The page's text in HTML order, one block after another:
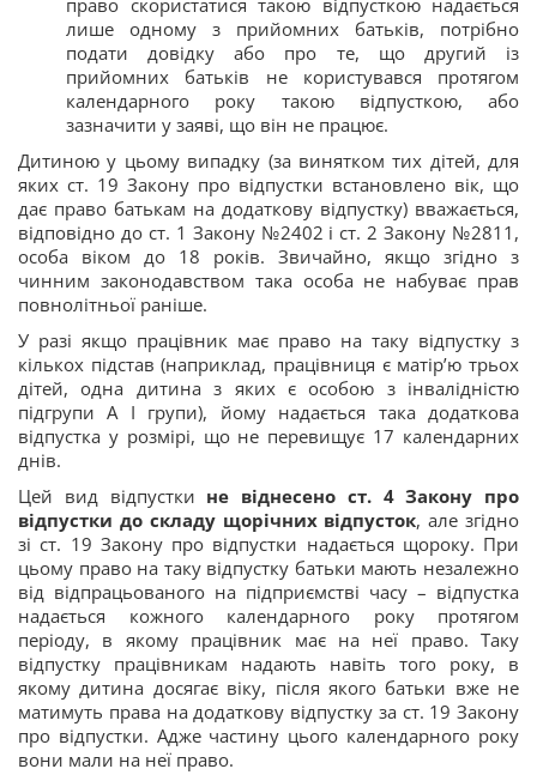
лише одному з прийомних батьків, потрібно
подати довідку або про те, що другий із
прийомних батьків не користувався протягом
календарного року такою відпусткою, або
зазначити у заяві, що він не працює.
Дитиною у цьому випадку (за винятком тих дітей, для
яких ст. 19 Закону про відпустки встановлено вік, що
дає право батькам на додаткову відпустку) вважається,
відповідно до ст. 1 Закону №2402 і ст. 2 Закону №2811,
особа віком до 18 років. Звичайно, якщо згідно з
чинним законодавством така особа не набуває прав
повнолітньої раніше.
У разі якщо працівник має право на таку відпустку з
кількох підстав (наприклад, працівниця є матір’ю трьох
дітей, одна дитина з яких є особою з інвалідністю
підгрупи А I групи), йому надається така додаткова
відпустка у розмірі, що не перевищує 17 календарних
днів.
Цей вид відпустки не віднесено ст. 4 Закону про
відпустки до складу щорічних відпусток, але згідно
зі ст. 19 Закону про відпустки надається щороку. При
цьому право на таку відпустку батьки мають незалежно
від відпрацьованого на підприємстві часу – відпустка
надається кожного календарного року протягом
періоду, в якому працівник має на неї право. Таку
відпустку працівникам надають навіть того року, в
якому дитина досягає віку, після якого батьки вже не
матимуть права на додаткову відпустку за ст. 19 Закону
про відпустки. Адже частину цього календарного року
вони мали на неї право.